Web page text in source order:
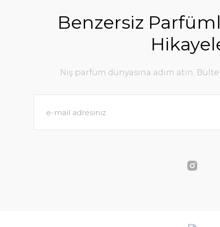
Benzersiz
Niş parfüm dünyasına adım atın.